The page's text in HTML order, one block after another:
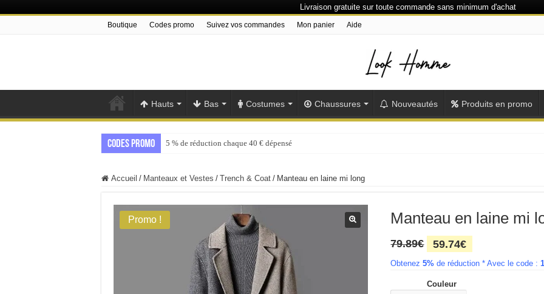
Livraison gratuite sur toute commande sans minimum d'achat
Boutique Codes promo Suivez vos commandes Mon panier Aide
Hauts Bas Costumes Chaussures Nouveautés Produits en promo
Codes promo 5 % de réduction chaque 40 € dépensés ou plus
Accueil / Manteaux et Vestes / Trench & Coat / Manteau en laine mi long
Promo ! Manteau en laine mi
79.89€
Le
prix
initial
79.89€.
59.74€
prix
actuel
Obtenez5% de réduction * Avec le code :
Couleur